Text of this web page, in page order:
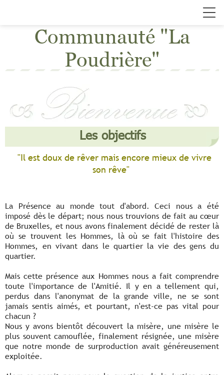
Communauté "La
Poudrière"
Les objectifs
"Il est doux de rêver mais encore mieux de vivre
son rêve"
La Présence au monde tout d'abord. Ceci nous a été
imposé dès le départ; nous nous trouvions de fait au cœur
de Bruxelles, et nous avons finalement décidé de rester là
où se trouvent les Hommes, là où se fait l'histoire des
Hommes, en vivant dans le quartier la vie des gens du
quartier.
Mais cette présence aux Hommes nous a fait comprendre
toute l'importance de l'Amitié. Il y en a tellement qui,
perdus dans l'anonymat de la grande ville, ne se sont
jamais sentis aimés, et pourtant, n'est-ce pas vital pour
chacun ?
Nous y avons bientôt découvert la misère, une misère le
plus souvent camouflée, finalement résignée, une misère
que notre monde de surproduction avait généreusement
exploitée.